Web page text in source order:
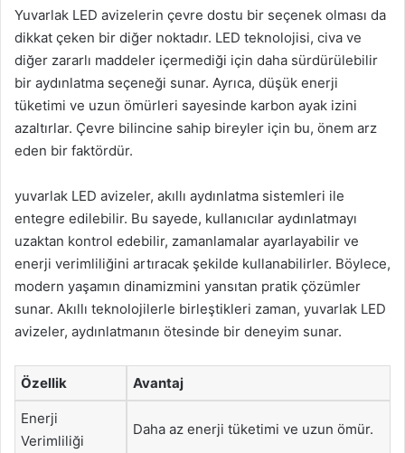
Yuvarlak LED avizelerin çevre dostu bir seçenek olması da
dikkat çeken bir diğer noktadır. LED teknolojisi, civa ve
diğer zararlı maddeler içermediği için daha sürdürülebilir
bir aydınlatma seçeneği sunar. Ayrıca, düşük enerji
tüketimi ve uzun ömürleri sayesinde karbon ayak izini
azaltırlar. Çevre bilincine sahip bireyler için bu, önem arz
eden bir faktördür.
yuvarlak LED avizeler, akıllı aydınlatma sistemleri ile
entegre edilebilir. Bu sayede, kullanıcılar aydınlatmayı
uzaktan kontrol edebilir, zamanlamalar ayarlayabilir ve
enerji verimliliğini artıracak şekilde kullanabilirler. Böylece,
modern yaşamın dinamizmini yansıtan pratik çözümler
sunar. Akıllı teknolojilerle birleştikleri zaman, yuvarlak LED
avizeler, aydınlatmanın ötesinde bir deneyim sunar.
Özellik Avantaj
Enerji
Verimliliği
Daha az enerji tüketimi ve uzun ömür.